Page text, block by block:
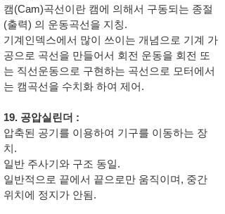
캠(Cam)곡선이란 캠에 의해서 구동되는 종절
(출력) 의 운동곡선을 지칭.
기계인덱스에서 많이 쓰이는 개념으로 기계 가
공으로 곡선을 만들어서 회전 운동을 회전 또
는 직선운동으로 구현하는 곡선으로 모터에서
는 캠곡선을 수치화 하여 제어.
19. 공압실린더 :
압축된 공기를 이용하여 기구를 이동하는 장
치.
일반 주사기와 구조 동일.
일반적으로 끝에서 끝으로만 움직이며, 중간
위치에 정지가 안됨.